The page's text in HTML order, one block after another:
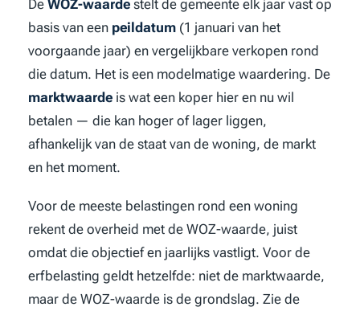
De WOZ-waardestelt de gemeente elk jaar vast op
basis van een peildatum(1 januari van het
voorgaande jaar) en vergelijkbare verkopen rond
die datum. Het is een modelmatige waardering. De
marktwaardeis wat een koper hier en nu wil
betalen — die kan hoger of lager liggen,
afhankelijk van de staat van de woning, de markt
en het moment.
Voor de meeste belastingen rond een woning
rekent de overheid met de WOZ-waarde, juist
omdat die objectief en jaarlijks vastligt. Voor de
erfbelasting geldt hetzelfde: niet de marktwaarde,
maar de WOZ-waarde is de grondslag. Zie de